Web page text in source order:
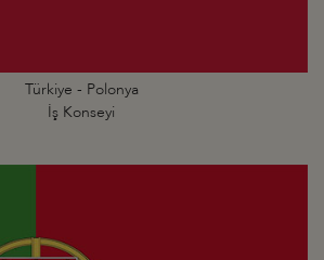
Türkiye - Polonya
İş Konseyi